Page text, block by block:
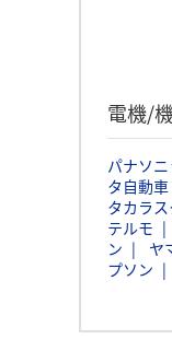
電機/
パナソニ
タ自動車
タカラ
テルモ
ン
ヤ
プソン